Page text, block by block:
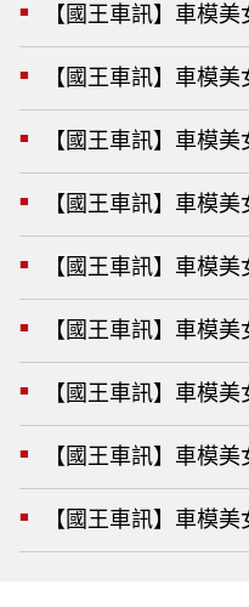
【國王車訊】車模
【國王車訊】車模
【國王車訊】車模
【國王車訊】車模
【國王車訊】車模
【國王車訊】車模
【國王車訊】車模
【國王車訊】車模